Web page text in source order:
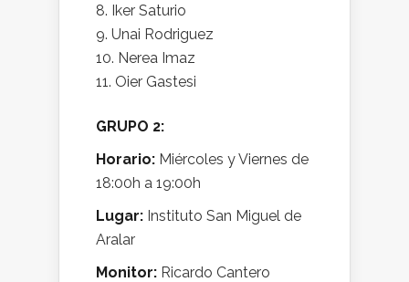
Iker Saturio
Unai Rodriguez
Nerea Imaz
Oier Gastesi
GRUPO 2:
Horario: Miércoles y Viernes de
18:00h a 19:00h
Lugar: Instituto San Miguel de
Aralar
Monitor: Ricardo Cantero